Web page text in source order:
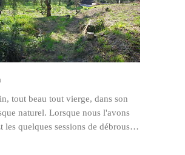
tout beau tout vierge, dans son
naturel. Lorsque nous l'avons
les quelques sessions de débrous…